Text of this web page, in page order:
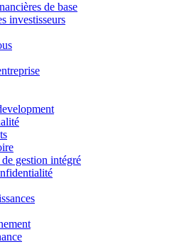
de base
investisseurs
de gestion intégré